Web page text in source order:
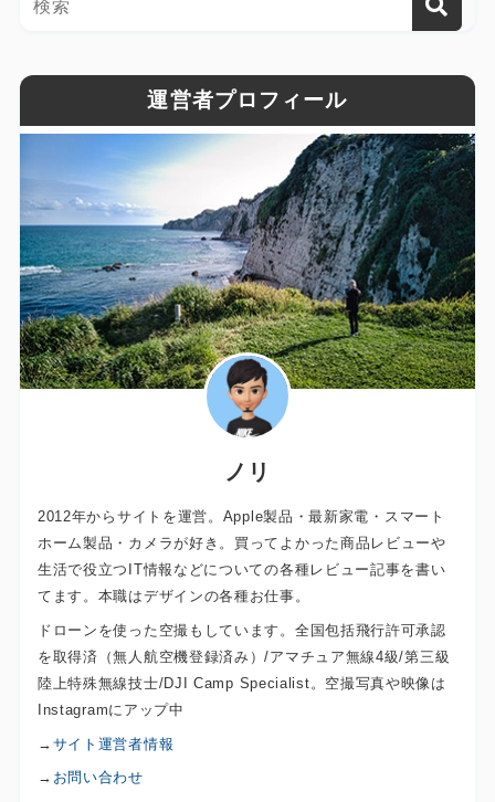
運営者プロフィール
ノリ
2012年からサイトを運営。Apple製品・最新家電・スマート
ホーム製品・カメラが好き。買ってよかった商品レビューや
生活で役立つIT情報などについての各種レビュー記事を書い
てます。本職はデザインの各種お仕事。
ドローンを使った空撮もしています。全国包括飛行許可承認
を取得済（無人航空機登録済み）/アマチュア無線4級/第三級
陸上特殊無線技士/DJI Camp Specialist。空撮写真や映像は
Instagramにアップ中
→ サイト運営者情報
→ お問い合わせ